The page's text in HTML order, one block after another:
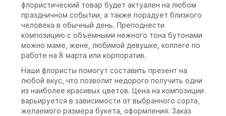
флористический товар будет актуален на любом
праздничном событии, а также порадует близкого
человека в обычный день. Преподнести
композицию с объемными нежного тона бутонами
можно маме, жене, любимой девушке, коллеге по
работе на 8 марта или корпоратив.
Наши флористы помогут составить презент на
любой вкус, что позволит недорого получить одни
из наиболее красивых цветов. Цена на композиции
варьируется в зависимости от выбранного сорта,
желаемого размера букета, оформления. Заказ